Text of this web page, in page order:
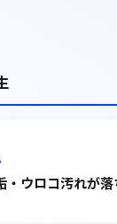
・ウロコ汚れが